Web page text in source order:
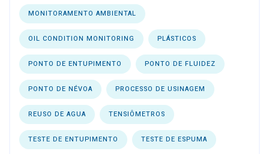
MONITORAMENTO AMBIENTAL
OIL CONDITION MONITORING PLÁSTICOS
PONTO DE ENTUPIMENTO PONTO DE FLUIDEZ
PONTO DE NÉVOA PROCESSO DE USINAGEM
REUSO DE AGUA TENSIÔMETROS
TESTE DE ENTUPIMENTO TESTE DE ESPUMA